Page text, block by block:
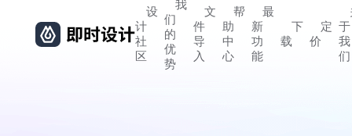
设
计
社
区
我
们
的
优
势
文
件
导
入
帮
助
中
心
最
新
功
能
下
载
定
价
于
我
们